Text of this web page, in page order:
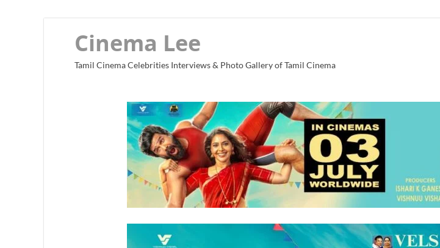
Cinema Lee
Tamil Cinema Celebrities Interviews & Photo Gallery of Tamil Cinema